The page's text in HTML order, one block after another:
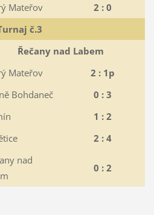
Mateřov
2 : 0
č.3
Řečany nad Labem
Mateřov
2 : 1p
Bohdaneč
0 : 3
1 : 2
2 : 4
nad
0 : 2